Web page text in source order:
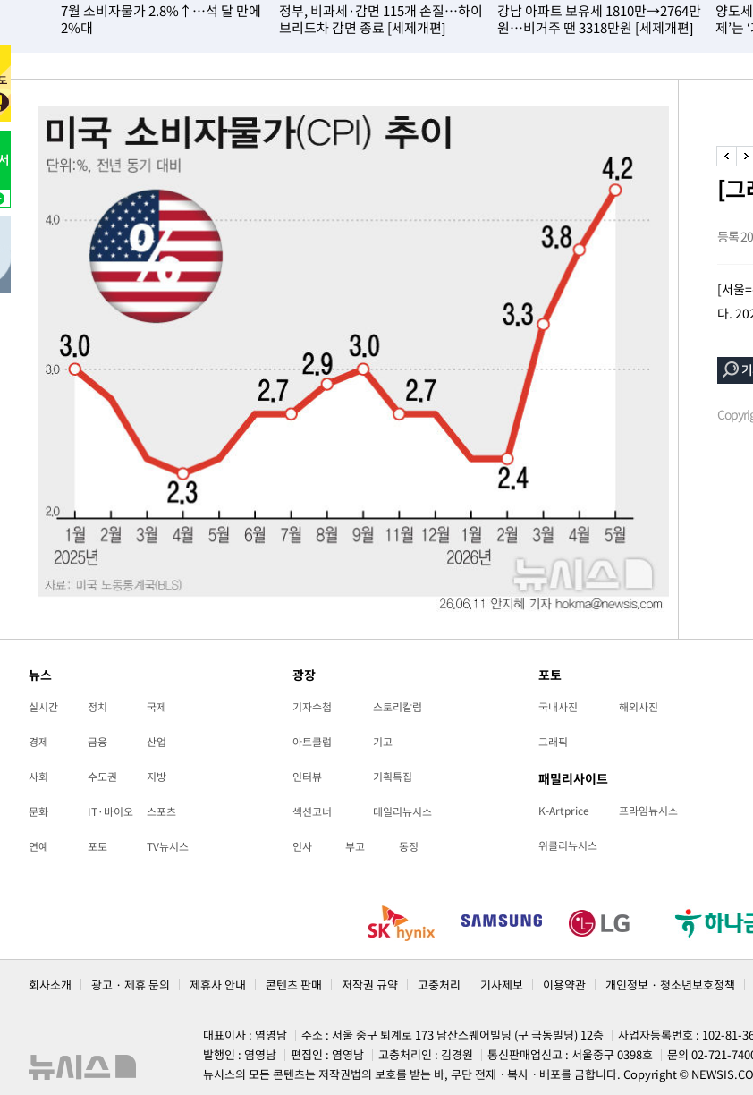
3시간 전 >이군이 불법 군시설 건설한 레바논 남부에서 레바논군 3명 폭발로 부상
4시간 전 > [속보]美중부 사령관, 이스라엘 긴급방문 다중화된 전선 상황 논의
-29067초 전 >AT마드리드 데뷔 앞둔 이강인, 맨시티전 선발 대신 '벤치 시작'
-27697초 전 >[속보]與 강원·TK 당원투표 합산 김민석 48.54%로 승리…정청래
44.40%
-27031초 전 >與 강원·TK 당원투표 합산 김민석 46.01%로 승리…정청래
[속보]與전대 권리당원투표…강원·경북 김민석, 대구 정청래 승리
-26678초 전 >[속보]與 당대표 경선, 경북 권리당원 투표 김민석 47.37%·정청래
-26580초 전 >[속보]與 당대표 경선, 대구 권리당원 투표 정청래 47.82%·김민석
-26377초 전 >[속보]與 당대표 경선, 강원 권리당원 투표 김민석 승리…50.30%
-24295초 전 >"일본축구협회, 대한축구협회 성 접대 의혹 심판 조사"
[속보]장은수, KLPGA 제주삼다수 역전 우승…데뷔 10년 차에 첫
-12302초 전 >
"얼마나 더웠으면"…안동 물길공원서 헤엄친 구렁이 '소동'
-12229초 전 >손흥민, 68분 뛰고 2경기 침묵…LAFC, 톨루카에 1-0 승리(종합)
-11501초 전 >'2경기 연속 침묵' 손흥민, 톨루카전 68분만 뛰고 슈팅 0개
이강인, 오늘 서울서 AT마드리드 입단식…'전례 없는 특급대우'
'여긴 20도, 저긴 50도'…열화상 카메라로 본 폭염 저감시설 '온도차'
콜롬비아 신임 우파 대통령 취임 하루만에 차량폭탄 폭발 사건
튀르키예 외무장관, "메카 3국 방위협정은 이란이 목표 아냐 " 밝혀
3시간 전 >이군이 불법 군시설 건설한 레바논 남부에서 레바논군 3명 폭발로 부상
4시간 전 >[속보]美중부 사령관, 이스라엘 긴급방문 다중화된 전선 상황 논의
4시간 전 >美 국방부, 켄달 전 공군장관 보안허가 취소…“에어포스원 기밀정보, 언
론 누출”
7월 소비자물가 2.8%↑…석 달 만에
2%대
정부, 비과세·감면 115개 손질…하이
브리드차 감면 종료 [세제개편]
강남 아파트 보유세 1810만→2764만
원…비거주 땐 3318만원 [세제개편]
양도
제’는
[그
등록
[서울
다.
뉴스
실시간 정치 국제
경제 금융 산업
사회 수도권 지방
문화 IT·바이오 스포츠
연예 포토 TV뉴시스
광장
기자수첩 스토리칼럼
아트클럽 기고
인터뷰 기획특집
섹션코너 데일리뉴시스
인사 부고 동정
포토
국내사진 해외사진
그래픽
패밀리사이트
K-Artprice 프라임뉴시스
위클리뉴시스
회사소개 광고 · 제휴 문의 제휴사 안내 콘텐츠 판매 저작권 규약 고충처리 기사제보 이용약관 개인정보 · 청소년보호정책
대표이사 : 염영남 주소 : 서울 중구 퇴계로 173 남산스퀘어빌딩 (구 극동빌딩) 12층
사업자등록번호 : 102-81-
발행인 : 염영남
편집인 : 염영남 고충처리인 : 김경원 통신판매업신고 : 서울중구 0398호 문의 02-721-
뉴시스의 모든 콘텐츠는 저작권법의 보호를 받는 바, 무단 전재ㆍ복사ㆍ배포를 금합니다. Copyright ©